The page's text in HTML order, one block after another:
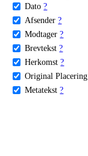
Dato ?
Afsender ?
Modtager ?
Brevtekst ?
Herkomst ?
Original Placering
Metatekst ?